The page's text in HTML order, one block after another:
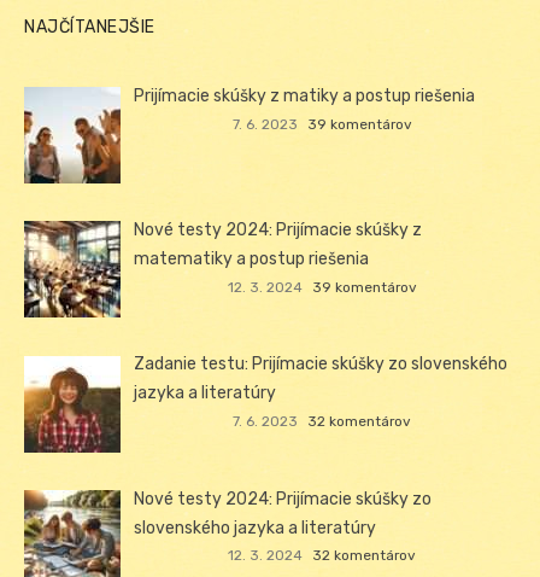
NAJČÍTANEJŠIE
Prijímacie skúšky z matiky a postup riešenia
7. 6. 2023 39 komentárov
Nové testy 2024: Prijímacie skúšky z
matematiky a postup riešenia
12. 3. 2024 39 komentárov
Zadanie testu: Prijímacie skúšky zo slovenského
jazyka a literatúry
7. 6. 2023 32 komentárov
Nové testy 2024: Prijímacie skúšky zo
slovenského jazyka a literatúry
12. 3. 2024 32 komentárov